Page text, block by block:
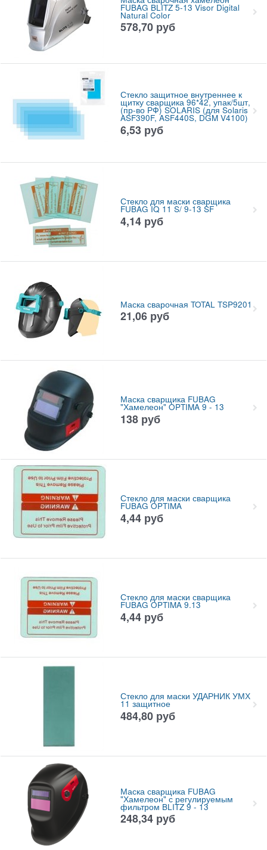
FUBAG BLITZ 5-13 Visor Digital
Natural Color
578,70 руб
Стекло защитное внутреннее к
щитку сварщика 96*42, упак/5шт,
(пр-во РФ) SOLARIS (для Solaris
ASF390F, ASF440S, DGM V4100)
6,53 руб
Стекло для маски сварщика
FUBAG IQ 11 S/ 9-13 SF
4,14 руб
Маска сварочная TOTAL TSP9201
21,06 руб
Маска сварщика FUBAG
"Хамелеон" OPTIMA 9 - 13
138 руб
Стекло для маски сварщика
FUBAG OPTIMA
4,44 руб
Стекло для маски сварщика
FUBAG OPTIMA 9.13
4,44 руб
Стекло для маски УДАРНИК УМХ
11 защитное
484,80 руб
Маска сварщика FUBAG
"Хамелеон" с регулируемым
фильтром BLITZ 9 - 13
248,34 руб